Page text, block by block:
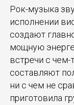
Рок-музыка
исполнении
создают
мощную
встречи с
составляют
ни с чем не
приготовила